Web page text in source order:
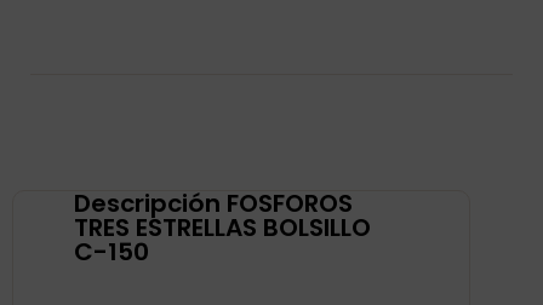
Descripción FOSFOROS
TRES ESTRELLAS BOLSILLO
C-150